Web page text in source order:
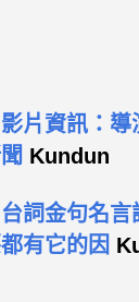
片資訊：導
Kundun
詞金句名言
有它的因